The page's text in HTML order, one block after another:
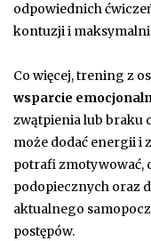
odpowiednich
kontuzji i
Co więcej, trening z
wsparcie
zwątpienia lub braku
może dodać energii i
potrafi zmotywować,
podopiecznych oraz
aktualnego
postępów.